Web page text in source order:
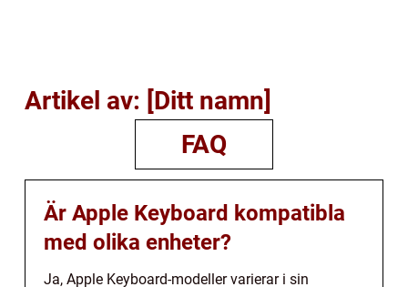
Artikel av: [Ditt namn]
FAQ
Är Apple Keyboard kompatibla
med olika enheter?
Ja, Apple Keyboard-modeller varierar i sin